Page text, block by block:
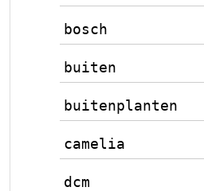
bosch
buiten
buitenplanten
camelia
dcm